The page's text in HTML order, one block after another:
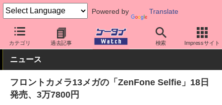
Powered by Translate
カテゴリ 過去記事 検索 Impressサイト
ケータイ Watch 格安スマホ/格安SIM 格安スマホ/SIMフリースマ
ニュース
フロントカメラ13メガの「ZenFone Selfie」18日
発売、3万7800円